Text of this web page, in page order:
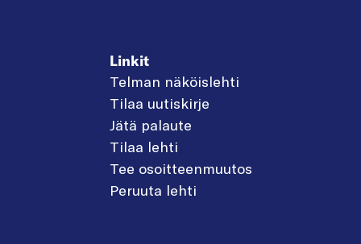
Linkit
Telman näköislehti
Tilaa uutiskirje
Jätä palaute
Tilaa lehti
Tee osoitteenmuutos
Peruuta lehti